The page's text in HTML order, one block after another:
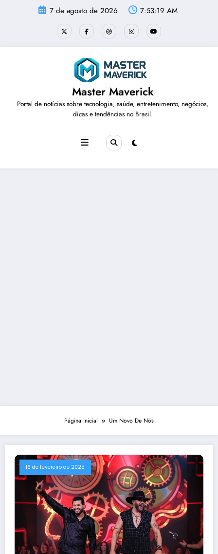
7 de agosto de 2026 7:53:19 AM
Master Maverick
Portal de notícias sobre tecnologia, saúde, entretenimento, negócios,
dicas e tendências no Brasil.
Página inicial Um Novo De Nós
16 de fevereiro de 2025